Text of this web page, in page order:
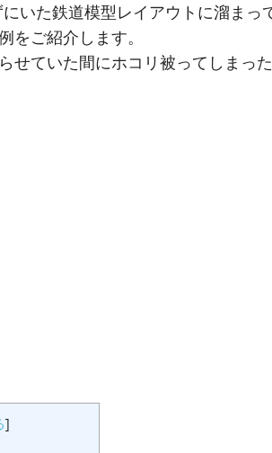
いた鉄道模型レイアウトに溜まっ
をご紹介します。
せていた間にホコリ被ってしまっ
]